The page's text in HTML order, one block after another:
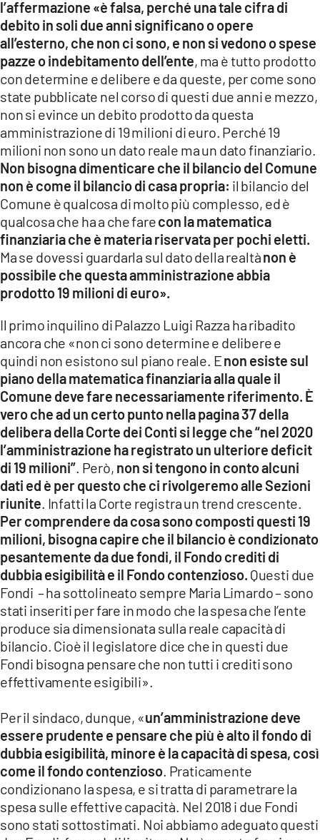
l’affermazione «è falsa, perché una tale cifra di
debito in soli due anni significano o opere
all’esterno, che non ci sono, e non si vedono o spese
pazze o indebitamento dell’ente, ma è tutto prodotto
con determine e delibere e da queste, per come sono
state pubblicate nel corso di questi due anni e mezzo,
non si evince un debito prodotto da questa
amministrazione di 19 milioni di euro. Perché 19
milioni non sono un dato reale ma un dato finanziario.
Non bisogna dimenticare che il bilancio del Comune
non è come il bilancio di casa propria: il bilancio del
Comune è qualcosa di molto più complesso, ed è
qualcosa che ha a che farecon la matematica
finanziaria che è materia riservata per pochi eletti.
Ma se dovessi guardarla sul dato della realtànon è
possibile che questa amministrazione abbia
prodotto 19 milioni di euro».
Il primo inquilino di Palazzo Luigi Razza ha ribadito
ancora che «non ci sono determine e delibere e
quindi non esistono sul piano reale. Enon esiste sul
piano della matematica finanziaria alla quale il
Comune deve fare necessariamente riferimento. È
vero che ad un certo punto nella pagina 37 della
delibera della Corte dei Conti si legge che “nel 2020
l’amministrazione ha registrato un ulteriore deficit
di 19 milioni”. Però, non si tengono in conto alcuni
dati ed è per questo che ci rivolgeremo alle Sezioni
riunite. Infatti la Corte registra un trend crescente.
Per comprendere da cosa sono composti questi 19
milioni, bisogna capire che il bilancio è condizionato
pesantemente da due fondi, il Fondo crediti di
dubbia esigibilità e il Fondo contenzioso. Questi due
Fondi – ha sottolineato sempre Maria Limardo – sono
stati inseriti per fare in modo che la spesa che l’ente
produce sia dimensionata sulla reale capacità di
bilancio. Cioè il legislatore dice che in questi due
Fondi bisogna pensare che non tutti i crediti sono
effettivamente esigibili».
Per il sindaco, dunque, «un’amministrazione deve
essere prudente e pensare che più è alto il fondo di
dubbia esigibilità, minore è la capacità di spesa, così
come il fondo contenzioso. Praticamente
condizionano la spesa, e si tratta di parametrare la
spesa sulle effettive capacità. Nel 2018 i due Fondi
sono stati sottostimati. Noi abbiamo adeguato questi